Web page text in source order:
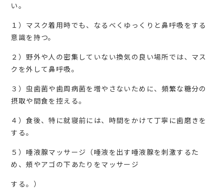
い。
１）マスク着用時でも、なるべくゆっくりと鼻呼吸をする
意識を持つ。
２）野外や人の密集していない換気の良い場所では、マス
クを外して鼻呼吸。
３）虫歯菌や歯周病菌を増やさないために、頻繁な糖分の
摂取や間食を控える。
４）食後、特に就寝前には、時間をかけて丁寧に歯磨きを
する。
５）唾液腺マッサージ（唾液を出す唾液腺を刺激するた
め、頰やアゴの下あたりをマッサージ
する。）